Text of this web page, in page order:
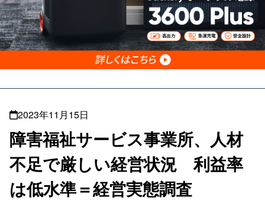
2023年11月15日
障害福祉サービス事業所、人材
不足で厳しい経営状況 利益率
は低水準＝経営実態調査